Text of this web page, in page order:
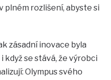
rozlišení, abyste si
zásadní inovace byla
když se stává, že výrobci
Olympus svého